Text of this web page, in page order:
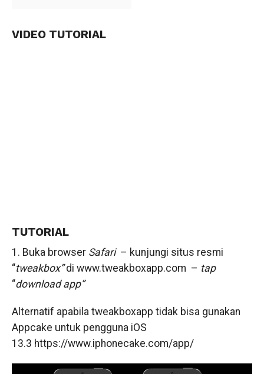
VIDEO TUTORIAL
TUTORIAL
1. Buka browser Safari – kunjungi situs resmi
“tweakbox”di www.tweakboxapp.com – tap
“download app”
Alternatif apabila tweakboxapp tidak bisa gunakan
Appcake untuk pengguna iOS
13.3 https://www.iphonecake.com/app/